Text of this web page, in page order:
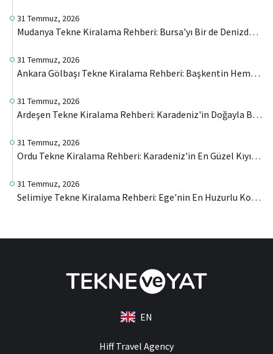
31 Temmuz, 2026
Mudanya Tekne Kiralama Rehberi: Bursa'yı Bir de Denizden Keşfedin
31 Temmuz, 2026
Ankara Gölbaşı Tekne Kiralama Rehberi: Başkentin Hemen Yanında Farklı Bir Deneyim
31 Temmuz, 2026
Ardeşen Tekne Kiralama Rehberi: Karadeniz'in Doğayla Buluştuğu Noktayı Denizden Keşfedin
31 Temmuz, 2026
Ordu Tekne Kiralama Rehberi: Karadeniz'in En Güzel Kıyılarını Denizden Keşfedin
31 Temmuz, 2026
Selimiye Tekne Kiralama Rehberi: Ege'nin En Huzurlu Koylarını Denizden Keşfedin
EN
Hiff Travel Agency